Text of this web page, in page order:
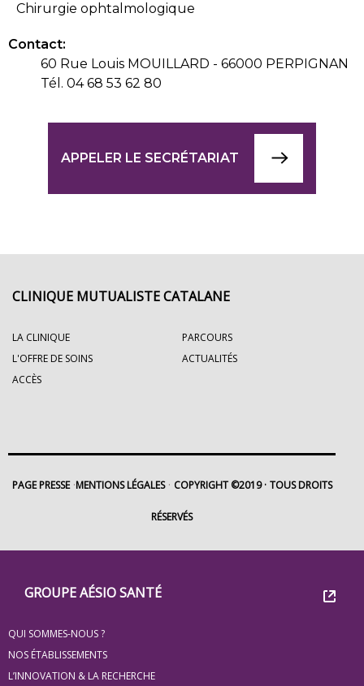
Chirurgie ophtalmologique
Contact:
60 Rue Louis MOUILLARD - 66000 PERPIGNAN
Tél. 04 68 53 62 80
APPELER LE SECRÉTARIAT
Groupe
Eovi
pour
GROUPE AÉSIO SANTÉ
QUI SOMMES-NOUS ?
NOS ÉTABLISSEMENTS
L’INNOVATION & LA RECHERCHE
CLINIQUE MUTUALISTE CATALANE
LA CLINIQUE
PARCOURS
L'OFFRE DE SOINS
ACTUALITÉS
ACCÈS
PAGE PRESSE MENTIONS LÉGALES COPYRIGHT ©2019 TOUS DROITS
RÉSERVÉS